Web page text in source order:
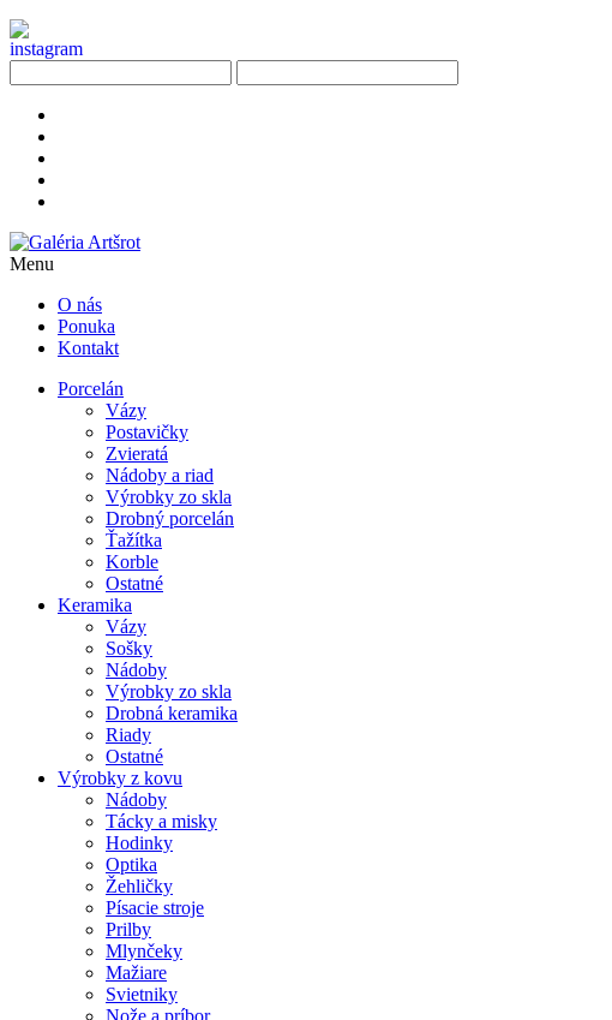
Menu
O nás
Ponuka
Kontakt
Porcelán
Vázy
Postavičky
Zvieratá
Nádoby a riad
Výrobky zo skla
Drobný porcelán
Ťažítka
Korble
Ostatné
Keramika
Vázy
Sošky
Nádoby
Výrobky zo skla
Drobná keramika
Riady
Ostatné
Výrobky z kovu
Nádoby
Tácky a misky
Hodinky
Optika
Žehličky
Písacie stroje
Prilby
Mlynčeky
Mažiare
Svietniky
Nože a príbor